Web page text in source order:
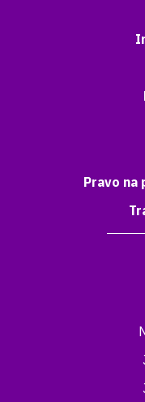
Pravo na